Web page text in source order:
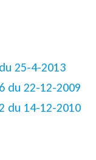
25-4-2013
du 22-12-2009
du 14-12-2010